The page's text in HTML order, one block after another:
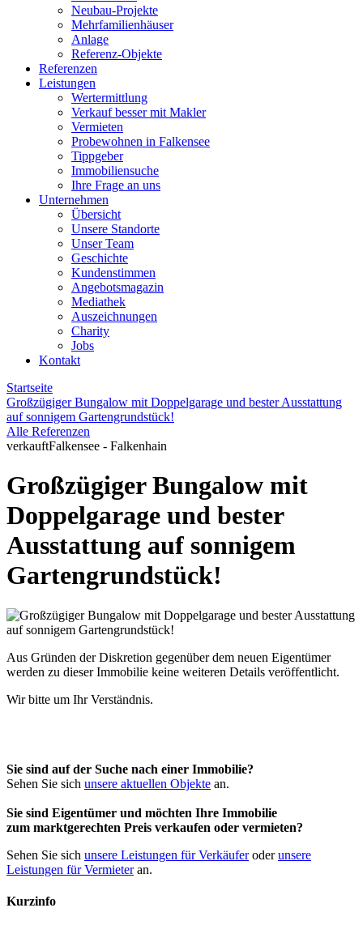
Neubau-Projekte
Mehrfamilienhäuser
Anlage
Referenz-Objekte
Referenzen
Leistungen
Wertermittlung
Verkauf besser mit Makler
Vermieten
Probewohnen in Falkensee
Tippgeber
Immobiliensuche
Ihre Frage an uns
Unternehmen
Übersicht
Unsere Standorte
Unser Team
Geschichte
Kundenstimmen
Angebotsmagazin
Mediathek
Auszeichnungen
Charity
Jobs
Kontakt
Startseite
Großzügiger Bungalow mit Doppelgarage und bester Ausstattung
auf sonnigem Gartengrundstück!
Alle Referenzen
verkauftFalkensee - Falkenhain
Großzügiger Bungalow mit
Doppelgarage und bester
Ausstattung auf sonnigem
Gartengrundstück!
Aus Gründen der Diskretion gegenüber dem neuen Eigentümer
werden zu dieser Immobilie keine weiteren Details veröffentlicht.
Wir bitte um Ihr Verständnis.
Sie sind auf der Suche nach einer Immobilie?
Sehen Sie sich unsere aktuellen Objekte an.
Sie sind Eigentümer und möchten Ihre Immobilie
zum marktgerechten Preis verkaufen oder vermieten?
Sehen Sie sich unsere Leistungen für Verkäuferoderunsere
Leistungen für Vermieteran.
Kurzinfo